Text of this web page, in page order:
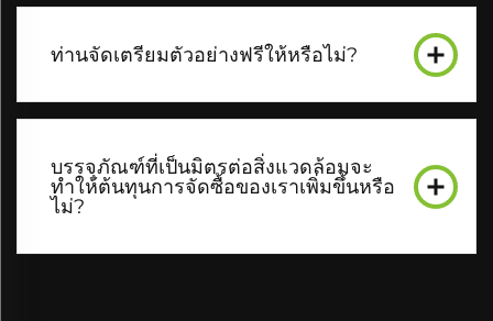
ท่านจัดเตรียมตัวอย่างฟรีให้หรือไม่?
บรรจุภัณฑ์ที่เป็นมิตรต่อสิ่งแวดล้อมจะ
ทำให้ต้นทุนการจัดซื้อของเราเพิ่มขึ้นหรือ
ไม่?